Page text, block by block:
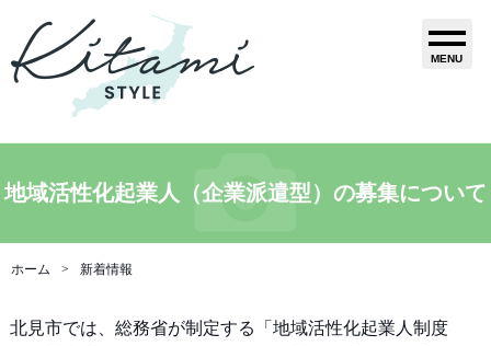
MENU
地域活性化起業人（企業派遣型）の募集について
ホーム 新着情報
北見市では、総務省が制定する「地域活性化起業人制度